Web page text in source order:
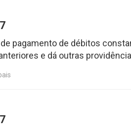
pagamento de débitos
e dá outras